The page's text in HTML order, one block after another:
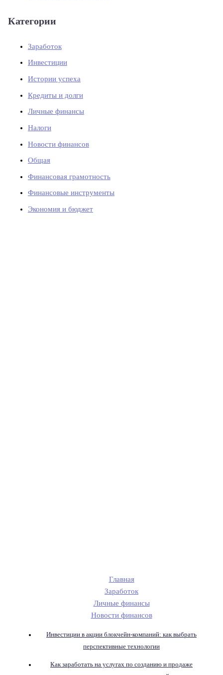
Категории
Заработок
Инвестиции
Истории успеха
Кредиты и долги
Личные финансы
Налоги
Новости финансов
Общая
Финансовая грамотность
Финансовые инструменты
Экономия и бюджет
Главная
Заработок
Личные финансы
Новости финансов
Инвестиции в акции блокчейн-компаний: как выбрать
перспективные технологии
Как заработать на услугах по созданию и продаже